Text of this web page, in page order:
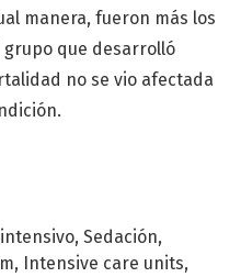
Sedación
Intensive care units
manera, fueron más los
grupo que desarrolló
no se vio afectada